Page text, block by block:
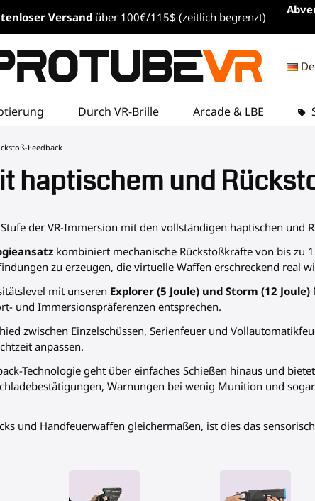
Versand über 100€/115$ (zeitlich begrenzt)
Durch VR-Brille Arcade & LBE
Feedback
haptischem und
der VR-Immersion mit den vollständigen haptischen und
kombiniert mechanische Rückstoßkräfte von bis zu
zu erzeugen, die virtuelle Waffen erschreckend real
mit unseren Explorer (5 Joule) und Storm (12 Joule)
und Immersionspräferenzen entsprechen.
zwischen Einzelschüssen, Serienfeuer und
anpassen.
Technologie geht über einfaches Schießen hinaus und bietet
Warnungen bei wenig Munition und
und Handfeuerwaffen gleichermaßen, ist dies das